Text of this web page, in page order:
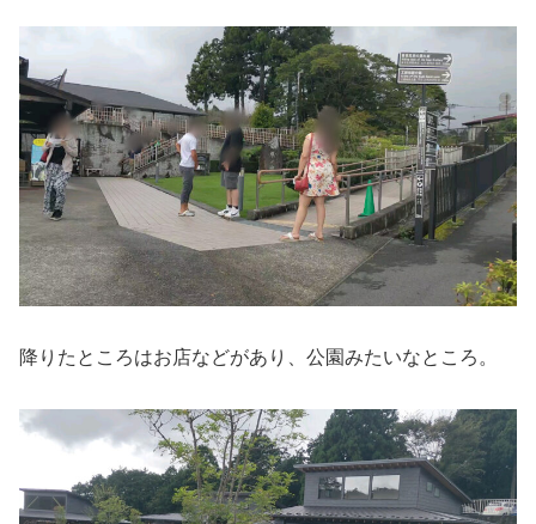
降りたところはお店などがあり、公園みたいなところ。